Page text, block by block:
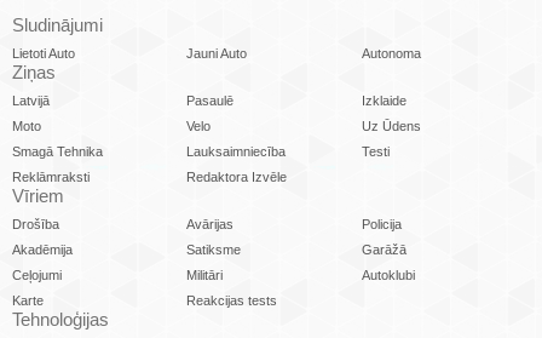
Sludinājumi
Lietoti Auto Jauni Auto Autonoma
Ziņas
Latvijā Pasaulē
Izklaide
Moto
Velo
Uz Ūdens
Smagā Tehnika
Lauksaimniecība
Testi
Reklāmraksti
Redaktora Izvēle
Vīriem
Drošība Avārijas
Policija
Akadēmija
Satiksme
Garāžā
Ceļojumi
Militāri
Autoklubi
Karte
Reakcijas tests
Tehnoloģijas